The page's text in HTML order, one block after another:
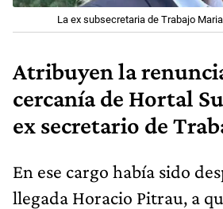
La ex subsecretaria de Trabajo
Atribuyen la
cercanía de Hortal
ex secretario de
En ese cargo había sido
llegada Horacio Pitrau, a